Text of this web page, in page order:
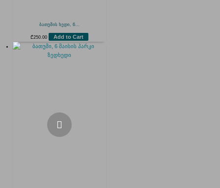
ბათუმის ხედი, 6...
₾250.00 Add to Cart